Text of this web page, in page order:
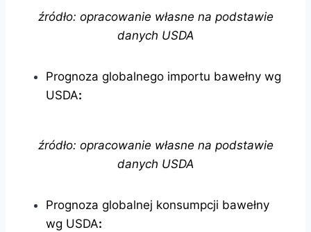
źródło: opracowanie własne na podstawie
danych USDA
Prognoza globalnego importu bawełny wg
USDA:
źródło: opracowanie własne na podstawie
danych USDA
Prognoza globalnej konsumpcji bawełny
wg USDA: